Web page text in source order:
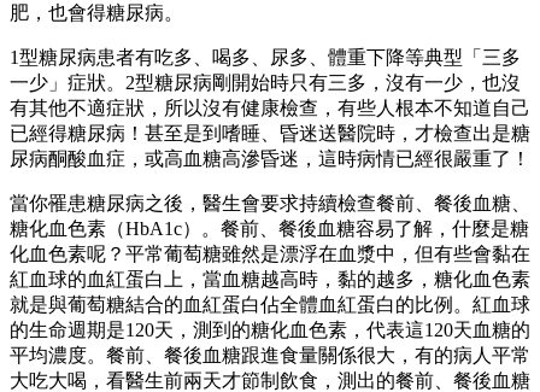
肥，也會得糖尿病。
1型糖尿病患者有吃多、喝多、尿多、體重下降等典型「三多
一少」症狀。2型糖尿病剛開始時只有三多，沒有一少，也沒
有其他不適症狀，所以沒有健康檢查，有些人根本不知道自己
已經得糖尿病！甚至是到嗜睡、昏迷送醫院時，才檢查出是糖
尿病酮酸血症，或高血糖高滲昏迷，這時病情已經很嚴重了！
當你罹患糖尿病之後，醫生會要求持續檢查餐前、餐後血糖、
糖化血色素（HbA1c）。餐前、餐後血糖容易了解，什麼是糖
化血色素呢？平常葡萄糖雖然是漂浮在血漿中，但有些會黏在
紅血球的血紅蛋白上，當血糖越高時，黏的越多，糖化血色素
就是與葡萄糖結合的血紅蛋白佔全體血紅蛋白的比例。紅血球
的生命週期是120天，測到的糖化血色素，代表這120天血糖的
平均濃度。餐前、餐後血糖跟進食量關係很大，有的病人平常
大吃大喝，看醫生前兩天才節制飲食，測出的餐前、餐後血糖